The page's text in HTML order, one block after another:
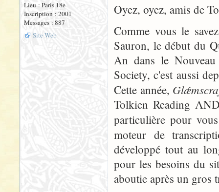
Lieu : Paris 18e
Inscription : 2001
Messages : 887
Site Web
Oyez, oyez, amis de
Comme vous le
Sauron, le début du
An dans le
Society, c'est aussi
Cette année,
Tolkien Reading
particulière pour
moteur de
développé tout au
pour les besoins du
aboutie après un gros